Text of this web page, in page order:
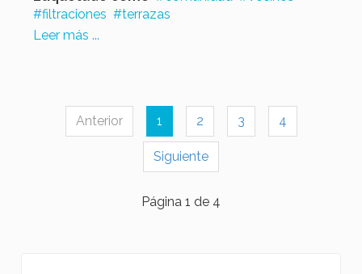
filtraciones
terrazas
Leer más ...
Anterior 1 2 3 4
Siguiente
Página 1 de 4